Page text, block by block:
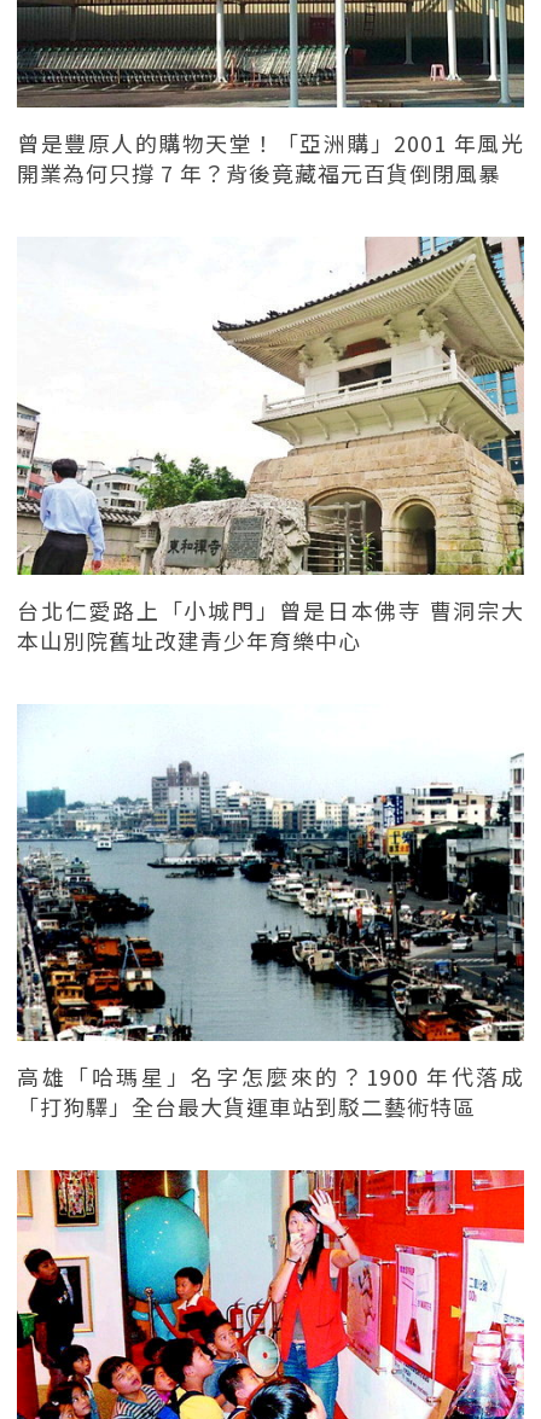
曾是豐原人的購物天堂！「亞洲購」2001 年風光
開業為何只撐 7 年？背後竟藏福元百貨倒閉風暴
台北仁愛路上「小城門」曾是日本佛寺 曹洞宗大
本山別院舊址改建青少年育樂中心
高雄「哈瑪星」名字怎麼來的？1900 年代落成
「打狗驛」全台最大貨運車站到駁二藝術特區